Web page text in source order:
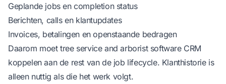
Geplande jobs en completion status
Berichten, calls en klantupdates
Invoices, betalingen en openstaande bedragen
Daarom moettree service and arborist softwareCRM
koppelen aan de rest van de job lifecycle. Klanthistorie is
alleen nuttig als die het werk volgt.